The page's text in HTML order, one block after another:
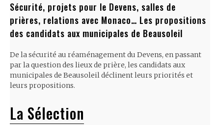
Sécurité, projets pour le Devens, salles de
prières, relations avec Monaco… Les propositions
des candidats aux municipales de Beausoleil
De la sécurité au réaménagement du Devens, en passant
par la question des lieux de prière, les candidats aux
municipales de Beausoleil déclinent leurs priorités et
leurs propositions.
La Sélection